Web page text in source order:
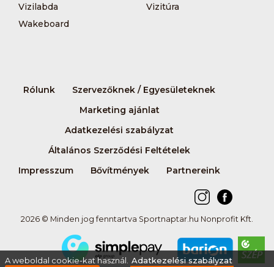
Vizilabda
Vizitúra
Wakeboard
Rólunk
Szervezőknek / Egyesületeknek
Marketing ajánlat
Adatkezelési szabályzat
Általános Szerződési Feltételek
Impresszum
Bővítmények Partnereink
2026 © Minden jog fenntartva Sportnaptar.hu Nonprofit Kft.
A weboldal cookie-kat használ. Adatkezelési szabályzat